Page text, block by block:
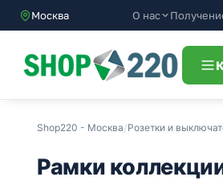
Москва О нас
Shop220 - Москва/Розетки и
Рамки